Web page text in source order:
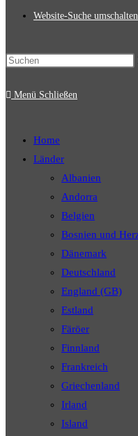
Website-Suche umschalten
Menü Schließen
Home
Länder
Albanien
Andorra
Belgien
Bosnien und
Dänemark
Deutschland
England (GB)
Estland
Färöer
Finnland
Frankreich
Griechenland
Irland
Island